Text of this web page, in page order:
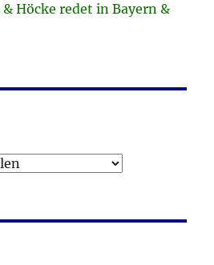
Höcke redet in Bayern &